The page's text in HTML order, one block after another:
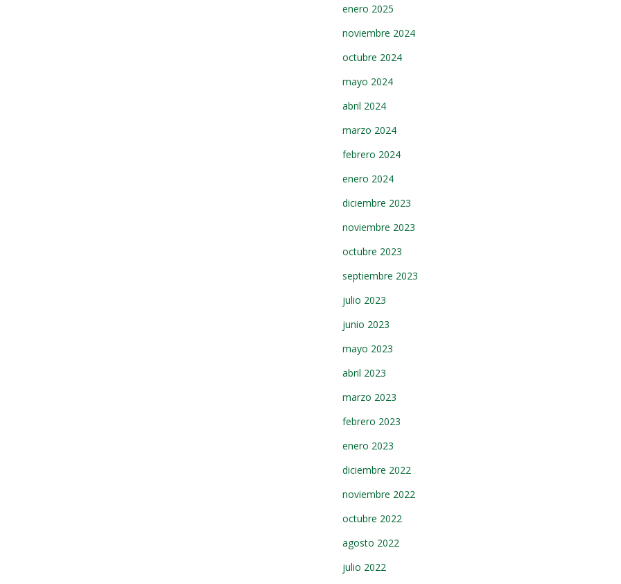
enero 2025
noviembre 2024
octubre 2024
mayo 2024
abril 2024
marzo 2024
febrero 2024
enero 2024
diciembre 2023
noviembre 2023
octubre 2023
septiembre 2023
julio 2023
junio 2023
mayo 2023
abril 2023
marzo 2023
febrero 2023
enero 2023
diciembre 2022
noviembre 2022
octubre 2022
agosto 2022
julio 2022